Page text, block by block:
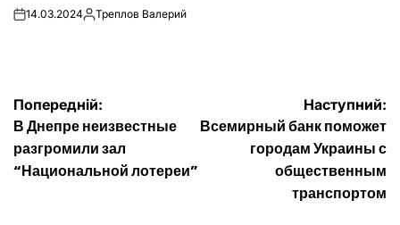
on14.03.2024Опубліковано
Треплов Валерий
Навігація
записів
Попередній:
В Днепре неизвестные
разгромили зал
“Национальной лотереи”
Наступний:
Всемирный банк поможет
городам Украины с
общественным
транспортом